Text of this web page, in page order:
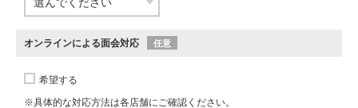
オンラインによる面会対応 任意
希望する
※具体的な対応方法は各店舗にご確認ください。